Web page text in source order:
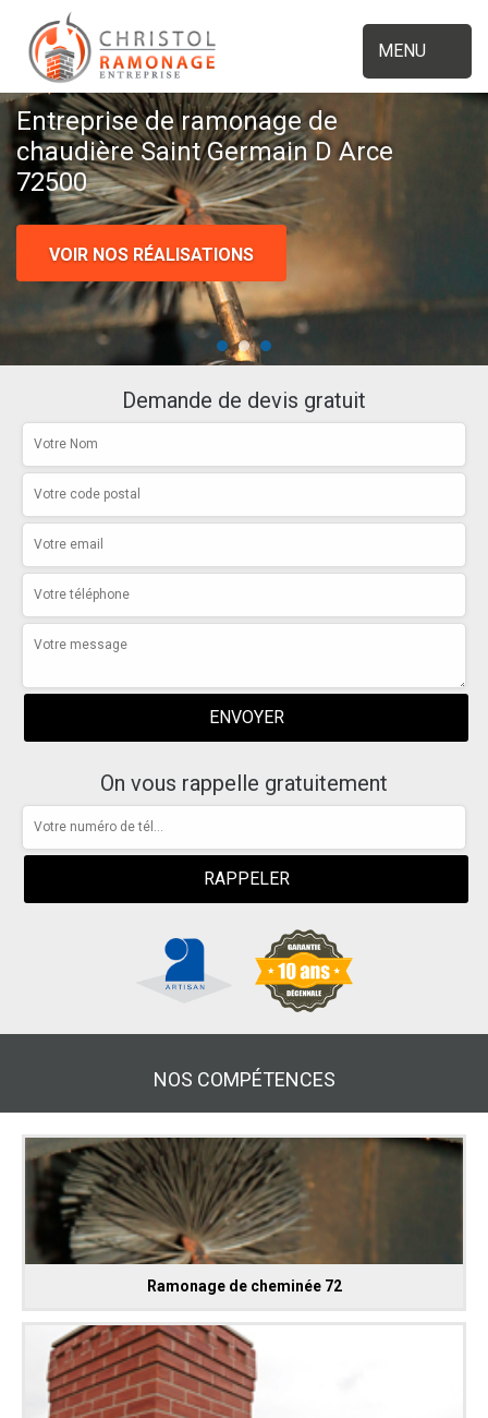
MENU
Entreprise de ramonage de
chaudière Saint Germain D Arce
72500
VOIR NOS RÉALISATIONS
Demande de devis gratuit
On vous rappelle gratuitement
NOS COMPÉTENCES
Ramonage de cheminée 72